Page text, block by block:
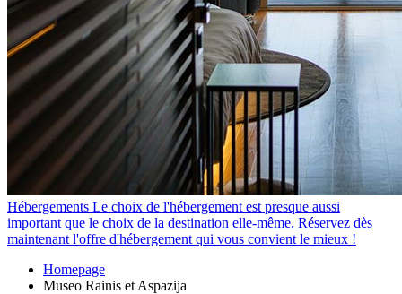
Hébergements Le choix de l'hébergement est presque aussi
important que le choix de la destination elle-même. Réservez dès
maintenant l'offre d'hébergement qui vous convient le mieux !
Homepage
Museo Rainis et Aspazija